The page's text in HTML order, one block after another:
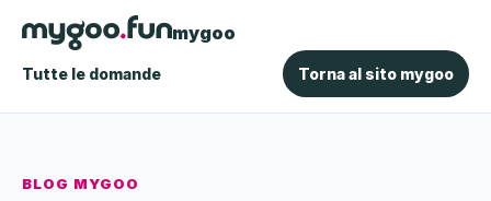
mygoo
Tutte le domande Torna al sito mygoo
BLOG MYGOO